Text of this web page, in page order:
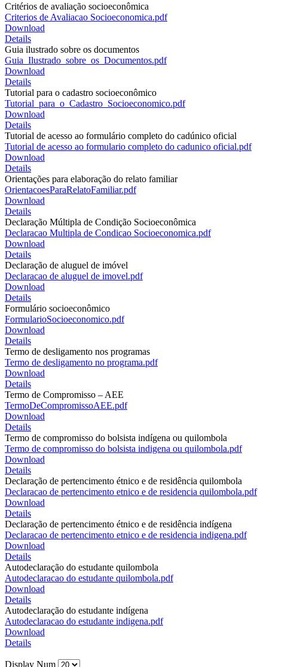
Critérios de avaliação socioeconômica
Criterios de Avaliacao Socioeconomica.pdf
Download
Details
Guia ilustrado sobre os documentos
Guia_Ilustrado_sobre_os_Documentos.pdf
Download
Details
Tutorial para o cadastro socioeconômico
Tutorial_para_o_Cadastro_Socioeconomico.pdf
Download
Details
Tutorial de acesso ao formulário completo do cadúnico oficial
Tutorial de acesso ao formulario completo do cadunico oficial.pdf
Download
Details
Orientações para elaboração do relato familiar
OrientacoesParaRelatoFamiliar.pdf
Download
Details
Declaração Múltipla de Condição Socioeconômica
Declaracao Multipla de Condicao Socioeconomica.pdf
Download
Details
Declaração de aluguel de imóvel
Declaracao de aluguel de imovel.pdf
Download
Details
Formulário socioeconômico
FormularioSocioeconomico.pdf
Download
Details
Termo de desligamento nos programas
Termo de desligamento no programa.pdf
Download
Details
Termo de Compromisso – AEE
TermoDeCompromissoAEE.pdf
Download
Details
Termo de compromisso do bolsista indígena ou quilombola
Termo de compromisso do bolsista indigena ou quilombola.pdf
Download
Details
Declaração de pertencimento étnico e de residência quilombola
Declaracao de pertencimento etnico e de residencia quilombola.pdf
Download
Details
Declaração de pertencimento étnico e de residência indígena
Declaracao de pertencimento etnico e de residencia indigena.pdf
Download
Details
Autodeclaração do estudante quilombola
Autodeclaracao do estudante quilombola.pdf
Download
Details
Autodeclaração do estudante indígena
Autodeclaracao do estudante indigena.pdf
Download
Details
Display Num